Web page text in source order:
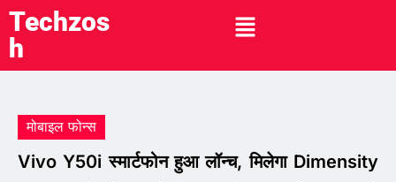
Techzos
h
मोबाइल फोन्स
Vivo Y50i स्मार्टफोन हुआ लॉन्च, मिलेगा Dimensity